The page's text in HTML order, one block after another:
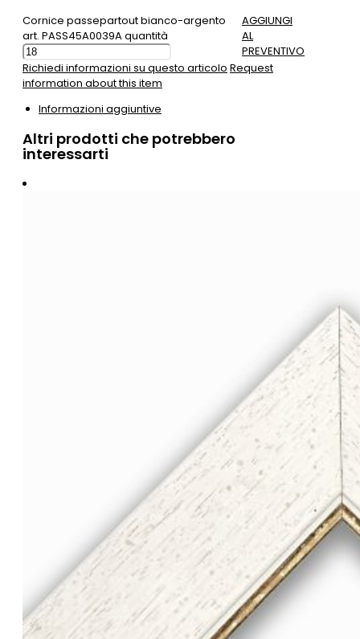
Cornice passepartout bianco-argento
art. PASS45A0039A quantità
AGGIUNGI
AL
PREVENTIVO
Richiedi informazioni su questo articolo Request
information about this item
Informazioni aggiuntive
Altri prodotti che potrebbero
interessarti